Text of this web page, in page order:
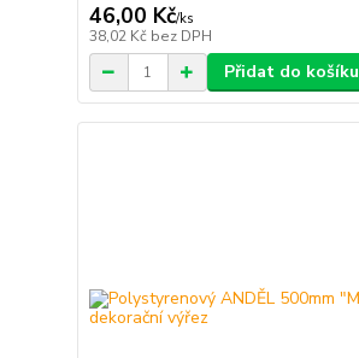
46,00 Kč/ks
38,02 Kč bez DPH
Přidat do košíku